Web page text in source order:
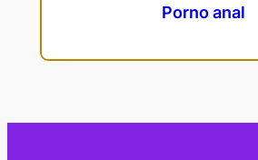
Porno anal